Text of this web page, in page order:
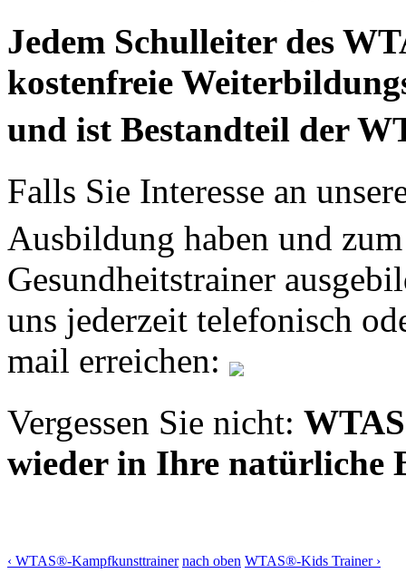
Jedem Schulleiter des
kostenfreie
und ist Bestandteil der
Falls Sie Interesse an
Ausbildung haben und
Gesundheitstrainer
uns jederzeit telefonisch
mail erreichen:
Vergessen Sie nicht: WTAS
wieder in Ihre natürliche
‹ WTAS®-Kampfkunsttrainer nach oben WTAS®-Kids Trainer ›